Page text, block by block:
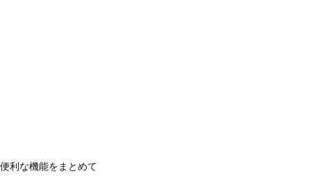
便利な機能をまとめて